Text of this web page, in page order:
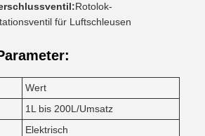
Rotolok-
für Luftschleusen
Wert
1L bis 200L/Umsatz
Elektrisch